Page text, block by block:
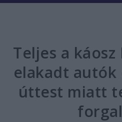
Teljes a
elakadt autók
úttest miatt